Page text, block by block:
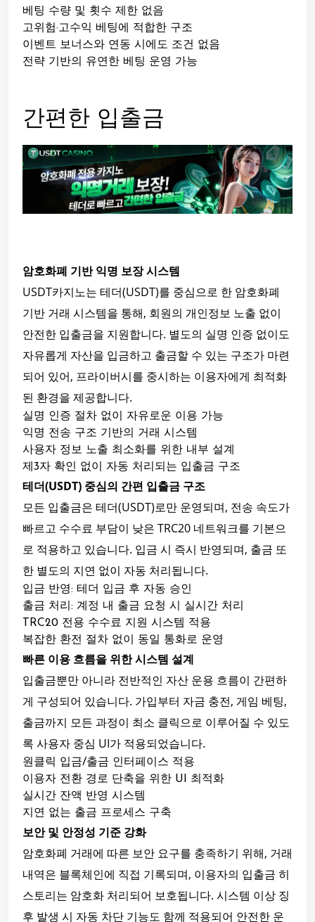
베팅 수량 및 횟수 제한 없음
고위험·고수익 베팅에 적합한 구조
이벤트 보너스와 연동 시에도 조건 없음
전략 기반의 유연한 베팅 운영 가능
간편한 입출금
암호화폐 기반 익명 보장 시스템
USDT카지노는 테더(USDT)를 중심으로 한 암호화폐
기반 거래 시스템을 통해, 회원의 개인정보 노출 없이
안전한 입출금을 지원합니다. 별도의 실명 인증 없이도
자유롭게 자산을 입금하고 출금할 수 있는 구조가 마련
되어 있어, 프라이버시를 중시하는 이용자에게 최적화
된 환경을 제공합니다.
실명 인증 절차 없이 자유로운 이용 가능
익명 전송 구조 기반의 거래 시스템
사용자 정보 노출 최소화를 위한 내부 설계
제3자 확인 없이 자동 처리되는 입출금 구조
테더(USDT) 중심의 간편 입출금 구조
모든 입출금은 테더(USDT)로만 운영되며, 전송 속도가
빠르고 수수료 부담이 낮은 TRC20 네트워크를 기본으
로 적용하고 있습니다. 입금 시 즉시 반영되며, 출금 또
한 별도의 지연 없이 자동 처리됩니다.
입금 반영: 테더 입금 후 자동 승인
출금 처리: 계정 내 출금 요청 시 실시간 처리
TRC20 전용 수수료 지원 시스템 적용
복잡한 환전 절차 없이 동일 통화로 운영
빠른 이용 흐름을 위한 시스템 설계
입출금뿐만 아니라 전반적인 자산 운용 흐름이 간편하
게 구성되어 있습니다. 가입부터 자금 충전, 게임 베팅,
출금까지 모든 과정이 최소 클릭으로 이루어질 수 있도
록 사용자 중심 UI가 적용되었습니다.
원클릭 입금/출금 인터페이스 적용
이용자 전환 경로 단축을 위한 UI 최적화
실시간 잔액 반영 시스템
지연 없는 출금 프로세스 구축
보안 및 안정성 기준 강화
암호화폐 거래에 따른 보안 요구를 충족하기 위해, 거래
내역은 블록체인에 직접 기록되며, 이용자의 입출금 히
스토리는 암호화 처리되어 보호됩니다. 시스템 이상 징
후 발생 시 자동 차단 기능도 함께 적용되어 안전한 운